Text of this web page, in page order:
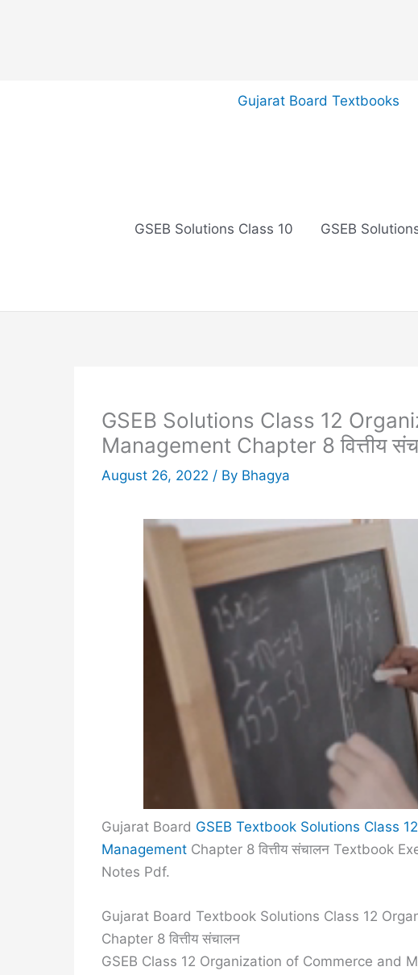
Gujarat Board Textbooks
GSEB Solutions Class 10 GSEB
GSEB Solutions Class 12
Management Chapter 8 वित्तीय
August 26, 2022 / By Bhagya
Gujarat Board GSEB Textbook Solutions Class
Management Chapter 8 वित्तीय संचालन Textbook
Notes Pdf.
Gujarat Board Textbook Solutions Class 12
Chapter 8 वित्तीय संचालन
GSEB Class 12 Organization of Commerce and